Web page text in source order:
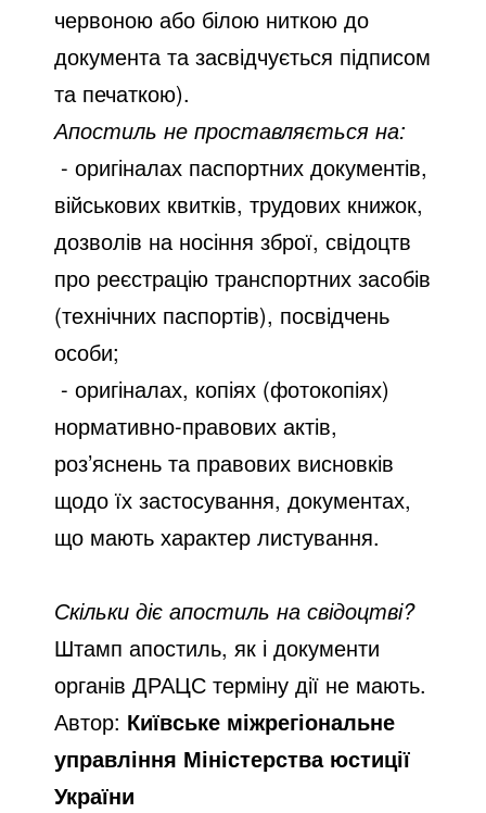
червоною або білою ниткою до
документа та засвідчується підписом
та печаткою).
Апостиль не проставляється на:
- оригіналах паспортних документів,
військових квитків, трудових книжок,
дозволів на носіння зброї, свідоцтв
про реєстрацію транспортних засобів
(технічних паспортів), посвідчень
особи;
- оригіналах, копіях (фотокопіях)
нормативно-правових актів,
роз’яснень та правових висновків
щодо їх застосування, документах,
що мають характер листування.
Скільки діє апостиль на свідоцтві?
Штамп апостиль, як і документи
органів ДРАЦС терміну дії не мають.
Автор: Київське міжрегіональне
управління Міністерства юстиції
України